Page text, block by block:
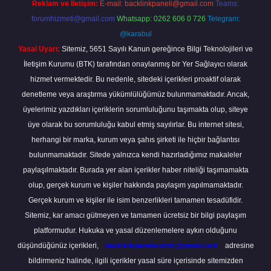
Reklam ve İletişim: E-mail: backlinkpaneli@gmail.com Teams:
forumhizmeti@gmail.com Whatsapp: 0262 606 0 726 Telegram:
@karabul
Yasal Uyarı: Sitemiz, 5651 Sayılı Kanun gereğince Bilgi Teknolojileri ve
İletişim Kurumu (BTK) tarafından onaylanmış bir Yer Sağlayıcı olarak
hizmet vermektedir. Bu nedenle, sitedeki içerikleri proaktif olarak
denetleme veya araştırma yükümlülüğümüz bulunmamaktadır. Ancak,
üyelerimiz yazdıkları içeriklerin sorumluluğunu taşımakta olup, siteye
üye olarak bu sorumluluğu kabul etmiş sayılırlar. Bu internet sitesi,
herhangi bir marka, kurum veya şahıs şirketi ile hiçbir bağlantısı
bulunmamaktadır. Sitede yalnızca kendi hazırladığımız makaleler
paylaşılmaktadır. Burada yer alan içerikler haber niteliği taşımamakta
olup, gerçek kurum ve kişiler hakkında paylaşım yapılmamaktadır.
Gerçek kurum ve kişiler ile isim benzerlikleri tamamen tesadüfidir.
Sitemiz, kar amacı gütmeyen ve tamamen ücretsiz bir bilgi paylaşım
platformudur. Hukuka ve yasal düzenlemelere aykırı olduğunu
düşündüğünüz içerikleri,
backlinkpanelicomtr@gmail.com
adresine
bildirmeniz halinde, ilgili içerikler yasal süre içerisinde sitemizden